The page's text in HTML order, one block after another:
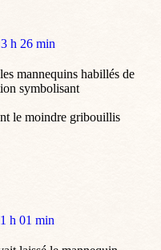
h 26 min
mannequins habillés de
symbolisant
le moindre gribouillis
h 01 min